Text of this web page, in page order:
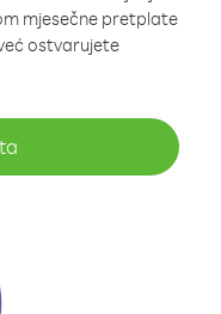
mjesečne pretplate
ostvarujete